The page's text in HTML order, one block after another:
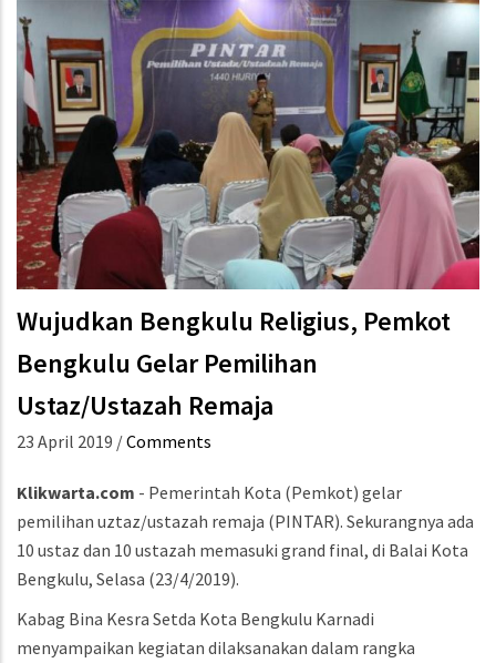
Wujudkan Bengkulu Religius, Pemkot
Bengkulu Gelar Pemilihan
Ustaz/Ustazah Remaja
23 April 2019 /Comments
Klikwarta.com - Pemerintah Kota (Pemkot) gelar
pemilihan uztaz/ustazah remaja (PINTAR). Sekurangnya ada
10 ustaz dan 10 ustazah memasuki grand final, di Balai Kota
Bengkulu, Selasa (23/4/2019).
Kabag Bina Kesra Setda Kota Bengkulu Karnadi
menyampaikan kegiatan dilaksanakan dalam rangka